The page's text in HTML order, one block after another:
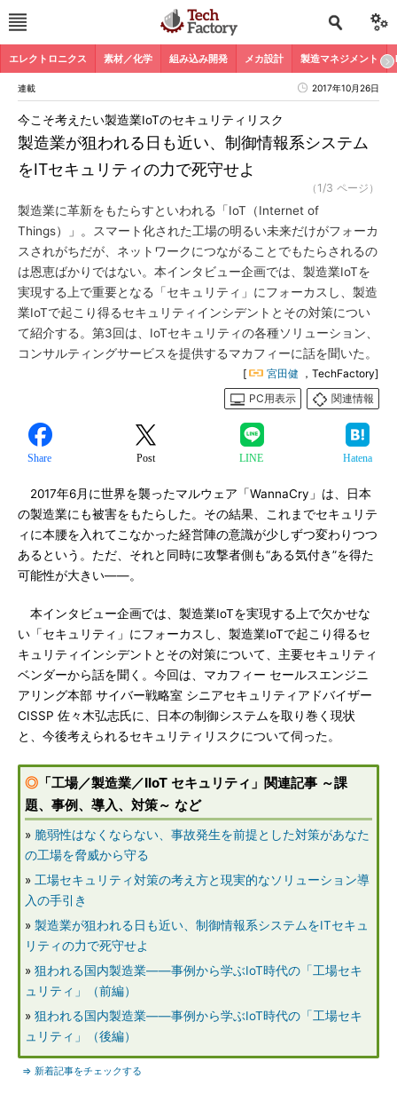
エレクトロニクス 素材／化学 組み込み開発 メカ設計 製造マネジメント
連載 2017年10月26日
製造業が狙われる日も近い、制御情報系システム
をITセキュリティの力で死守せよ
今こそ考えたい製造業IoTのセキュリティリスク
（1/3 ページ）
製造業に革新をもたらすといわれる「IoT（Internet of
Things）」。スマート化された工場の明るい未来だけがフォーカ
スされがちだが、ネットワークにつながることでもたらされるの
は恩恵ばかりではない。本インタビュー企画では、製造業IoTを
実現する上で重要となる「セキュリティ」にフォーカスし、製造
業IoTで起こり得るセキュリティインシデントとその対策につい
て紹介する。第3回は、IoTセキュリティの各種ソリューション、
コンサルティングサービスを提供するマカフィーに話を聞いた。
[ 宮田健 ，TechFactory]
PC用表示
関連情報
Share Post LINE Hatena
2017年6月に世界を襲ったマルウェア「WannaCry」は、日本
の製造業にも被害をもたらした。その結果、これまでセキュリテ
ィに本腰を入れてこなかった経営陣の意識が少しずつ変わりつつ
あるという。ただ、それと同時に攻撃者側も“ある気付き”を得た
可能性が大きい――。
本インタビュー企画では、製造業IoTを実現する上で欠かせな
い「セキュリティ」にフォーカスし、製造業IoTで起こり得るセ
キュリティインシデントとその対策について、主要セキュリティ
ベンダーから話を聞く。今回は、マカフィー セールスエンジニ
アリング本部 サイバー戦略室 シニアセキュリティアドバイザー
CISSP 佐々木弘志氏に、日本の制御システムを取り巻く現状
と、今後考えられるセキュリティリスクについて伺った。
◎ 「工場／製造業／IIoT セキュリティ」関連記事 ～課
題、事例、導入、対策～ など
» 脆弱性はなくならない、事故発生を前提とした対策があなた
の工場を脅威から守る
» 工場セキュリティ対策の考え方と現実的なソリューション導
入の手引き
» 製造業が狙われる日も近い、制御情報系システムをITセキュ
リティの力で死守せよ
» 狙われる国内製造業――事例から学ぶIoT時代の「工場セキ
ュリティ」（前編）
» 狙われる国内製造業――事例から学ぶIoT時代の「工場セキ
ュリティ」（後編）
⇒ 新着記事をチェックする